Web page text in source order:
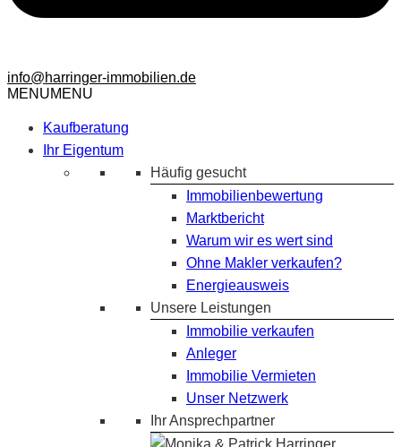
info@harringer-immobilien.de
MENUMENU
Kaufberatung
Ihr Eigentum
Häufig gesucht
Immobilienbewertung
Marktbericht
Warum wir es wert sind
Ohne Makler verkaufen?
Energieausweis
Unsere Leistungen
Immobilie verkaufen
Anleger
Immobilie Vermieten
Unser Netzwerk
Ihr Ansprechpartner